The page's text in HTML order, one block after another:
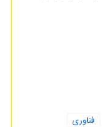
فناوری